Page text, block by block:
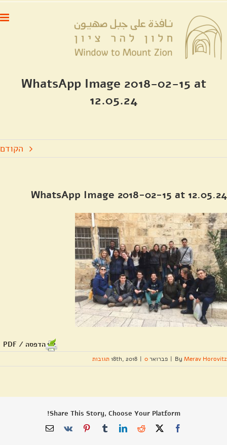
דלג
לתוכן
WhatsApp Image 2018-02-15 at
12.05.24
הקודם
WhatsApp Image 2018-02-15 at 12.05.24
הדפסה / PDF
By Merav Horovitz
| פברואר 18th, 2018 | 0 תגובות
Share This Story, Choose Your Platform!
Facebook
X
Reddit
LinkedIn
Tumblr
Pinterest
Vk
כתובת